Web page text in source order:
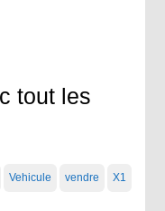
tout les
Vehicule vendre X1